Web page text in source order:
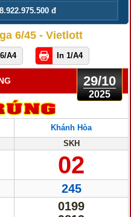
đ
6/45 - Vietlott
A4 In 1/A4
29/10
2025
Khánh Hòa
SKH
02
245
0199